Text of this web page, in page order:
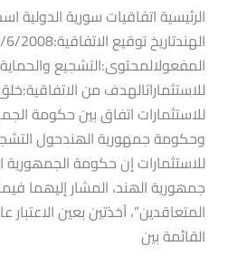
الرئيسية اتفاقيات سورية الدولية
المفعولالمحتوى:التشجيع والحماية
للاستثماراتالهدف من
للاستثمارات اتفاق بين حكومة
وحكومة جمهورية الھندحول
للاستثمارات إن حكومة الجمھورية
جمھورية الھند، المشار إليھما
المتعاقدين”، آخذتين بعين
القائمة بين
اتفاقية
جمهورية
الهند